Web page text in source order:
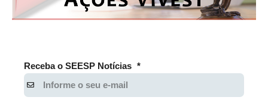
PALAVRA DO MURILO
JORNAL DO ENGENHEIRO
Receba o SEESP Notícias *